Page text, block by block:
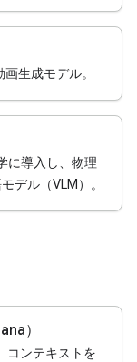
生成モデル。
に導入し、物理
デル（VLM）。
）
コンテキストを